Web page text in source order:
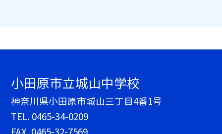
小田原市立城山中学校
神奈川県小田原市城山三丁目4番1号
TEL. 0465-34-0209